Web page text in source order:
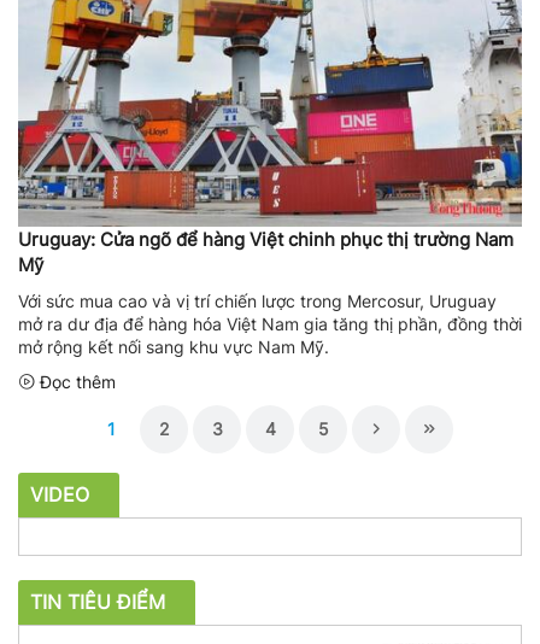
Uruguay: Cửa ngõ để hàng Việt chinh phục thị trường Nam
Mỹ
Với sức mua cao và vị trí chiến lược trong Mercosur, Uruguay
mở ra dư địa để hàng hóa Việt Nam gia tăng thị phần, đồng thời
mở rộng kết nối sang khu vực Nam Mỹ.
Đọc thêm
1 2 3 4 5
VIDEO
TIN TIÊU ĐIỂM